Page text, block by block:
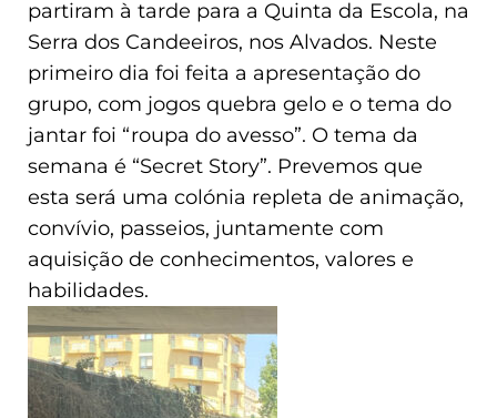
partiram à tarde para a Quinta da Escola, na
Serra dos Candeeiros, nos Alvados. Neste
primeiro dia foi feita a apresentação do
grupo, com jogos quebra gelo e o tema do
jantar foi “roupa do avesso”. O tema da
semana é “Secret Story”. Prevemos que
esta será uma colónia repleta de animação,
convívio, passeios, juntamente com
aquisição de conhecimentos, valores e
habilidades.